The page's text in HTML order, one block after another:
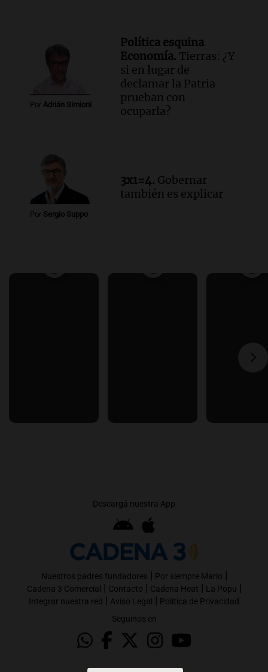
Por Adrián Simioni
Política esquina
Economía. Tierras: ¿Y
si en lugar de
declamar la Patria
prueban con
ocuparla?
Por Sergio Suppo
3x1=4. Gobernar
también es explicar
Descargá nuestra App
Nuestros padres fundadores | Por siempre Mario |
Cadena 3 Comercial | Contacto | Cadena Heat | La Popu |
Integrar nuestra red | Aviso Legal | Política de Privacidad
Seguinos en